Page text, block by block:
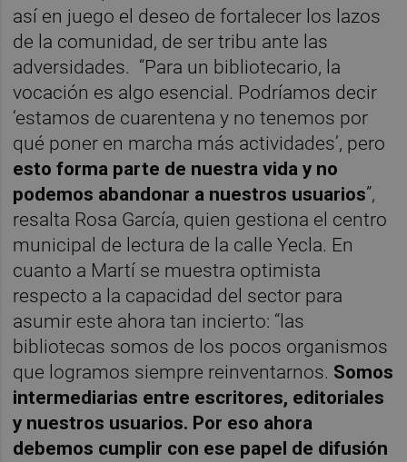
así en juego el deseo de fortalecer los lazos
de la comunidad, de ser tribu ante las
adversidades. “Para un bibliotecario, la
vocación es algo esencial. Podríamos decir
‘estamos de cuarentena y no tenemos por
qué poner en marcha más actividades’, pero
esto forma parte de nuestra vida y no
podemos abandonar a nuestros usuarios”,
resalta Rosa García, quien gestiona el centro
municipal de lectura de la calle Yecla. En
cuanto a Martí se muestra optimista
respecto a la capacidad del sector para
asumir este ahora tan incierto: “las
bibliotecas somos de los pocos organismos
que logramos siempre reinventarnos. Somos
intermediarias entre escritores, editoriales
y nuestros usuarios. Por eso ahora
debemos cumplir con ese papel de difusión